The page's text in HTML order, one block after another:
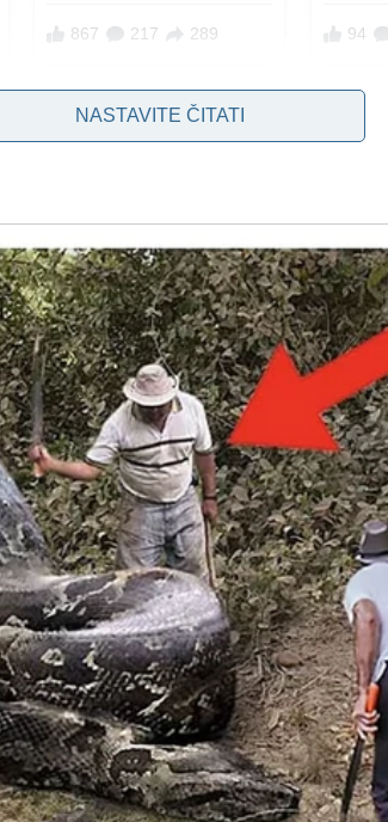
osoba učini prvi korak.
stvarno sviđa tada ste spremni uraditi sve da
i zanimljivim drugima jer su znatiželjni
osoba koja lako gradi odnose sa
sukobe.
se obraćaju radi podrške i osjećaja stabilnosti.
NASTAVITE ČITATI